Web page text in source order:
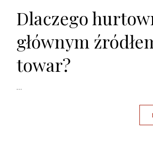
Dlaczego
głównym
towar?
…